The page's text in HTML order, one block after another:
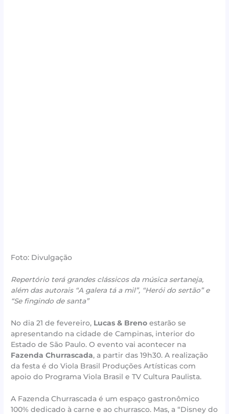
Foto: Divulgação
Repertório terá grandes clássicos da música sertaneja,
além das autorais “A galera tá a mil”, “Herói do sertão” e
“Se fingindo de santa”
No dia 21 de fevereiro, Lucas & Breno estarão se
apresentando na cidade de Campinas, interior do
Estado de São Paulo. O evento vai acontecer na
Fazenda Churrascada, a partir das 19h30. A realização
da festa é do Viola Brasil Produções Artísticas com
apoio do Programa Viola Brasil e TV Cultura Paulista.
A Fazenda Churrascada é um espaço gastronômico
100% dedicado à carne e ao churrasco. Mas, a “Disney do